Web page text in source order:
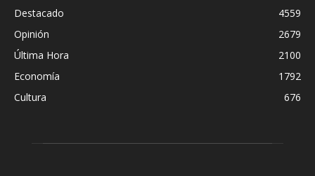
Destacado
4559
Opinión
2679
Última Hora
2100
Economía
1792
Cultura
676